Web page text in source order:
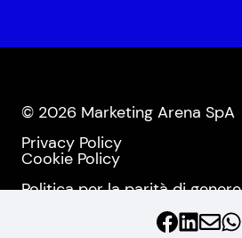
© 2026 Marketing Arena SpA
Privacy Policy
Cookie Policy
Politica per la parità di genere